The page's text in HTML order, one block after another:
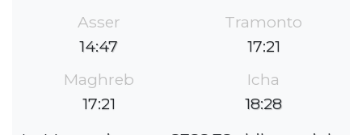
Asser
14:47
Tramonto
17:21
Maghreb
17:21
Icha
18:28